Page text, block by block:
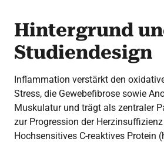
Hintergrund
Studiendesign
Inflammation verstärkt den
Stress, die Gewebefibrose sowie
Muskulatur und trägt als zentraler
zur Progression der
Hochsensitives C-reaktives Protein